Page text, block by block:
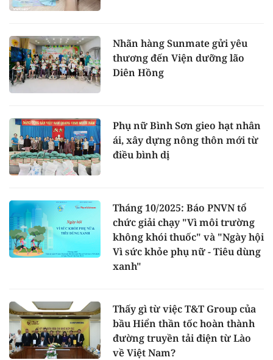
Nhãn hàng Sunmate gửi yêu
thương đến Viện dưỡng lão
Diên Hồng
Phụ nữ Bình Sơn gieo hạt nhân
ái, xây dựng nông thôn mới từ
điều bình dị
Tháng 10/2025: Báo PNVN tổ
chức giải chạy "Vì môi trường
không khói thuốc" và "Ngày hội
Vì sức khỏe phụ nữ - Tiêu dùng
xanh"
Thấy gì từ việc T&T Group của
bầu Hiển thần tốc hoàn thành
đường truyền tải điện từ Lào
về Việt Nam?